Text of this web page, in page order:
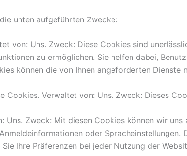
unten aufgeführten Zwecke:
von: Uns. Zweck: Diese Cookies sind
zu ermöglichen. Sie helfen dabei,
können die von Ihnen angeforderten
Cookies. Verwaltet von: Uns. Zweck: Dieses
Uns. Zweck: Mit diesen Cookies können wir
oder Spracheinstellungen.
Ihre Präferenzen bei jeder Nutzung der